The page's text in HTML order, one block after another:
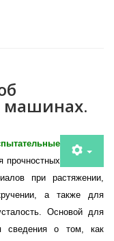
машинах.
прочностных
при растяжении,
а также для
Основой для
сведения о том, как